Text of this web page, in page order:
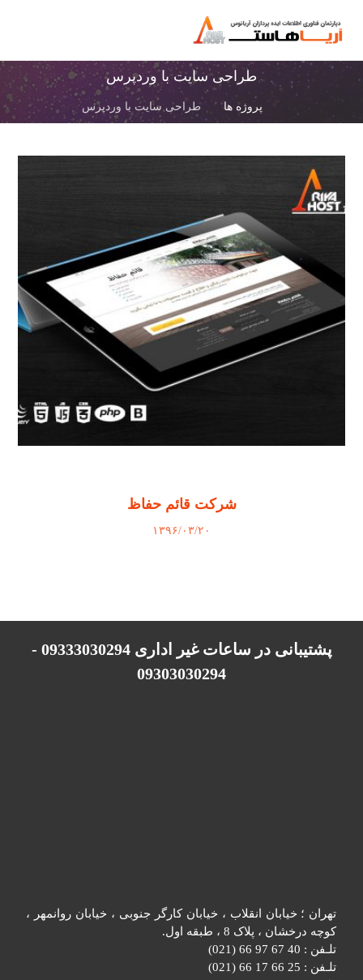
طراحی سایت با وردپرس
پروژه ها طراحی سایت با وردپرس
شرکت قائم حفاظ
۱۳۹۶/۰۳/۲۰
پشتیبانی در ساعات غیر اداری 09333030294 -
09303030294
تهران ؛ خیابان انقلاب ، خیابان کارگر جنوبی ، خیابان روانمهر ،
کوچه درخشان ، پلاک 8 ، طبقه اول.
تلـفن : 40 67 97 66 (021)
تلـفن : 25 66 17 66 (021)